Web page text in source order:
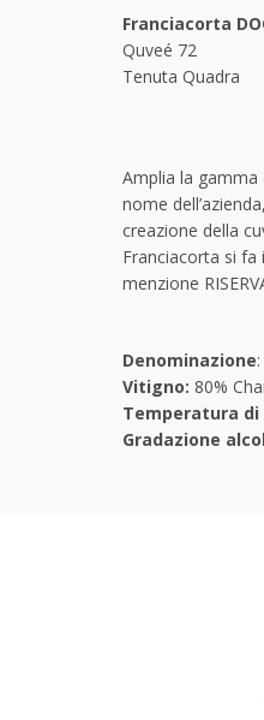
Franciacorta
Quveé 72
Tenuta Quadra
Amplia la gamma
nome
creazione della
Franciacorta si
menzione
Denominazione
Vitigno: 80%
Temperatura di
Gradazione